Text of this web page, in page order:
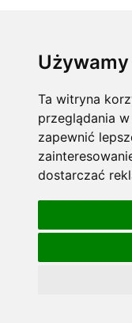
Ta witryna
przeglądania
zapewnić
dostarczać